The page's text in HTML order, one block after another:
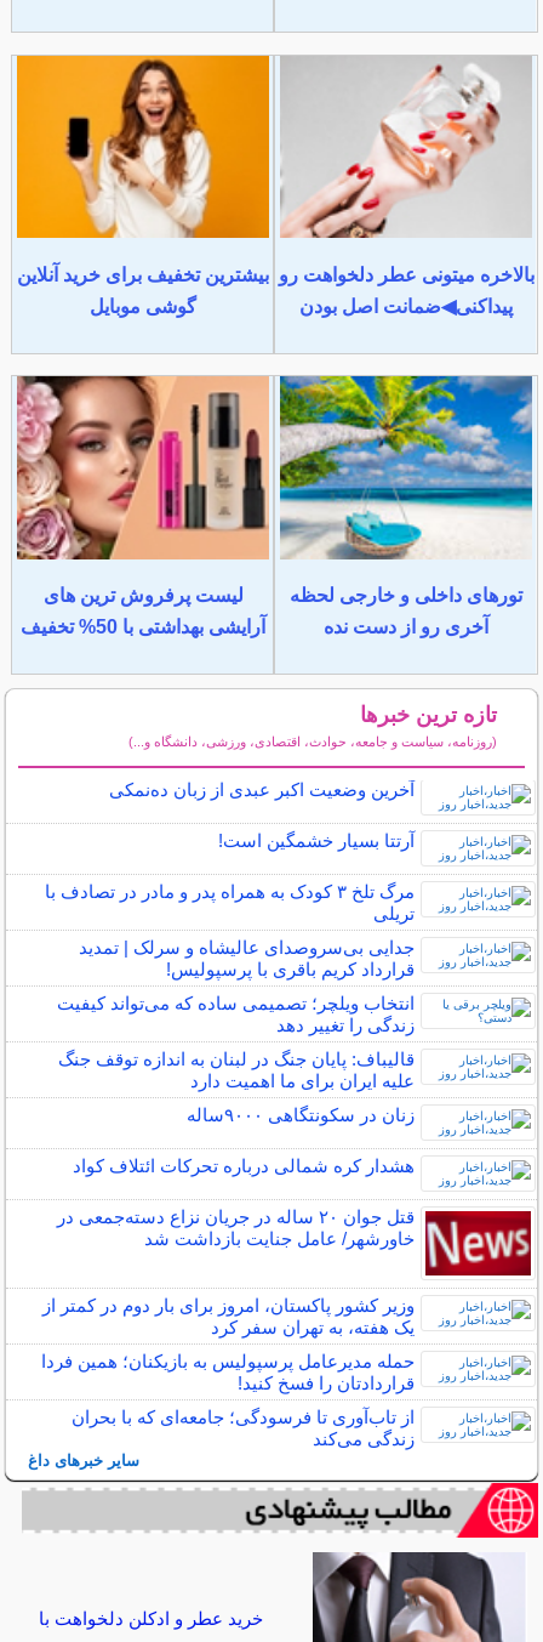
بالاخره میتونی عطر دلخواهت رو
پیداکنی◀ضمانت اصل بودن
بیشترین تخفیف برای خرید آنلاین
گوشی موبایل
تورهای داخلی و خارجی لحظه
آخری رو از دست نده
لیست پرفروش ترین های
آرایشی بهداشتی با 50% تخفیف
تازه ترین خبرها
(روزنامه، سیاست و جامعه، حوادث، اقتصادی، ورزشی، دانشگاه و...)
آخرین وضعیت اکبر عبدی از زبان ده‌نمکی
آرتتا بسیار خشمگین است!
مرگ تلخ ۳ کودک به همراه پدر و مادر در تصادف با
تریلی
جدایی بی‌سرو‌صدای عالیشاه و سرلک | تمدید
قرارداد کریم باقری با پرسپولیس!
انتخاب ویلچر؛ تصمیمی ساده که می‌تواند کیفیت
زندگی را تغییر دهد
قالیباف: پایان جنگ در لبنان به اندازه توقف جنگ
علیه ایران برای ما اهمیت دارد
زنان در سکونتگاهی ۹۰۰۰ساله
هشدار کره شمالی درباره تحرکات ائتلاف کواد
قتل جوان ۲۰ ساله در جریان نزاع دسته‌جمعی در
خاورشهر/ عامل جنایت بازداشت شد
وزیر کشور پاکستان، امروز برای بار دوم در کمتر از
یک هفته، به تهران سفر کرد
حمله مدیرعامل پرسپولیس به بازیکنان؛ همین فردا
قراردادتان را فسخ کنید!
از تاب‌آوری تا فرسودگی؛ جامعه‌ای که با بحران
زندگی می‌کند
سایر خبرهای داغ
خرید عطر و ادکلن دلخواهت با